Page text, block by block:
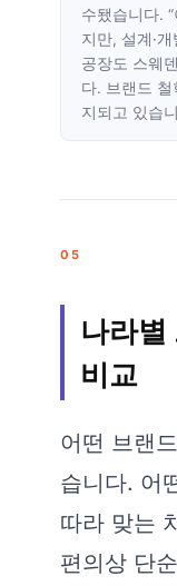
수됐습니다.
지만, 설계·
공장도 스웨
다. 브랜드
지되고 있습
05
나라별
비교
어떤 브랜
습니다. 어
따라 맞는
편의상 단